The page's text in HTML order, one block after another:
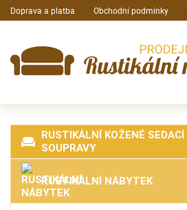
Doprava a platba Obchodní podmínky
RUSTIKÁLNÍ KOŽENÉ SEDACÍ
SOUPRAVY
RUSTIKÁLNÍ NÁBYTEK